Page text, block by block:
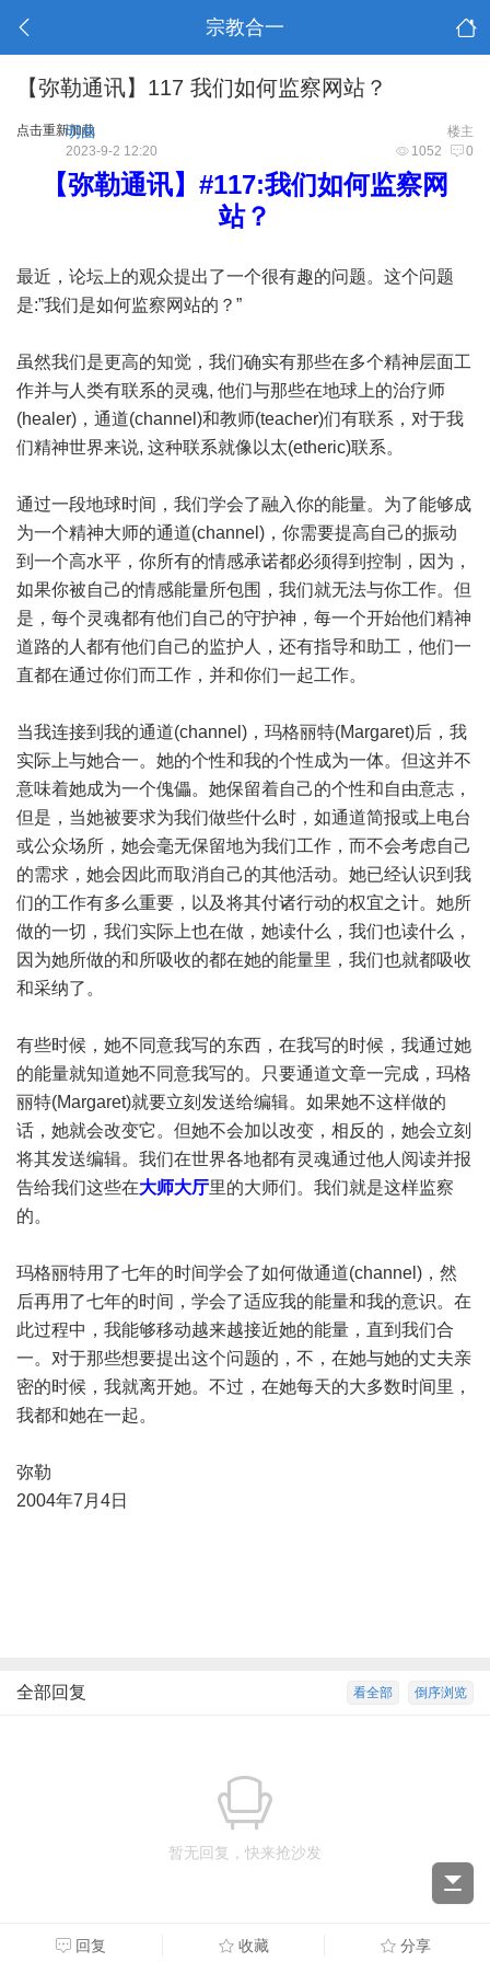
宗教合一
【弥勒通讯】117 我们如何监察网站？
点击重新加载 楼主
明曲
1052 0
2023-9-2 12:20
【弥勒通讯】#117:我们如何监察网
站？
最近，论坛上的观众提出了一个很有趣的问题。这个问题
是:”我们是如何监察网站的？”
虽然我们是更高的知觉，我们确实有那些在多个精神层面工
作并与人类有联系的灵魂, 他们与那些在地球上的治疗师
(healer)，通道(channel)和教师(teacher)们有联系，对于我
们精神世界来说, 这种联系就像以太(etheric)联系。
通过一段地球时间，我们学会了融入你的能量。为了能够成
为一个精神大师的通道(channel)，你需要提高自己的振动
到一个高水平，你所有的情感承诺都必须得到控制，因为，
如果你被自己的情感能量所包围，我们就无法与你工作。但
是，每个灵魂都有他们自己的守护神，每一个开始他们精神
道路的人都有他们自己的监护人，还有指导和助工，他们一
直都在通过你们而工作，并和你们一起工作。
当我连接到我的通道(channel)，玛格丽特(Margaret)后，我
实际上与她合一。她的个性和我的个性成为一体。但这并不
意味着她成为一个傀儡。她保留着自己的个性和自由意志，
但是，当她被要求为我们做些什么时，如通道简报或上电台
或公众场所，她会毫无保留地为我们工作，而不会考虑自己
的需求，她会因此而取消自己的其他活动。她已经认识到我
们的工作有多么重要，以及将其付诸行动的权宜之计。她所
做的一切，我们实际上也在做，她读什么，我们也读什么，
因为她所做的和所吸收的都在她的能量里，我们也就都吸收
和采纳了。
有些时候，她不同意我写的东西，在我写的时候，我通过她
的能量就知道她不同意我写的。只要通道文章一完成，玛格
丽特(Margaret)就要立刻发送给编辑。如果她不这样做的
话，她就会改变它。但她不会加以改变，相反的，她会立刻
将其发送编辑。我们在世界各地都有灵魂通过他人阅读并报
告给我们这些在大师大厅里的大师们。我们就是这样监察
的。
玛格丽特用了七年的时间学会了如何做通道(channel)，然
后再用了七年的时间，学会了适应我的能量和我的意识。在
此过程中，我能够移动越来越接近她的能量，直到我们合
一。对于那些想要提出这个问题的，不，在她与她的丈夫亲
密的时候，我就离开她。不过，在她每天的大多数时间里，
我都和她在一起。
弥勒
2004年7月4日
倒序浏览
看全部
全部回复
暂无回复，快来抢沙发
回复 收藏 分享